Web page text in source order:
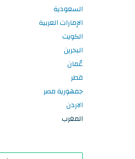
السعودية
الإمارات العربية
الكويت
البحرين
عُمان
قطر
جمهورية مصر
الاردن
المغرب